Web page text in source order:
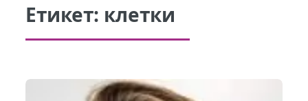
Етикет: клетки